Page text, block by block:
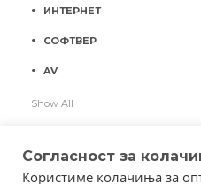
ИНТЕРНЕТ
СОФТВЕР
AV
Show All
Согласност за
Користиме колачиња за